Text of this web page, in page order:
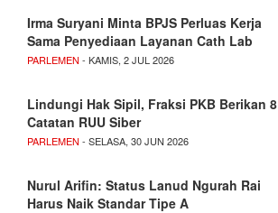
Irma Suryani Minta BPJS Perluas Kerja
Sama Penyediaan Layanan Cath Lab
PARLEMEN - KAMIS, 2 JUL 2026
Lindungi Hak Sipil, Fraksi PKB Berikan 8
Catatan RUU Siber
PARLEMEN - SELASA, 30 JUN 2026
Nurul Arifin: Status Lanud Ngurah Rai
Harus Naik Standar Tipe A